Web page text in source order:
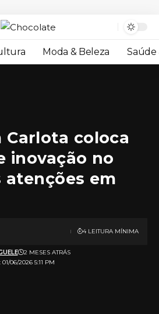
Moda & Beleza Saúde
Carlota coloca
inovação no
em
06/2026 5:11 PM
2 MESES ATRÁS
4 LEITURA MÍNIMA